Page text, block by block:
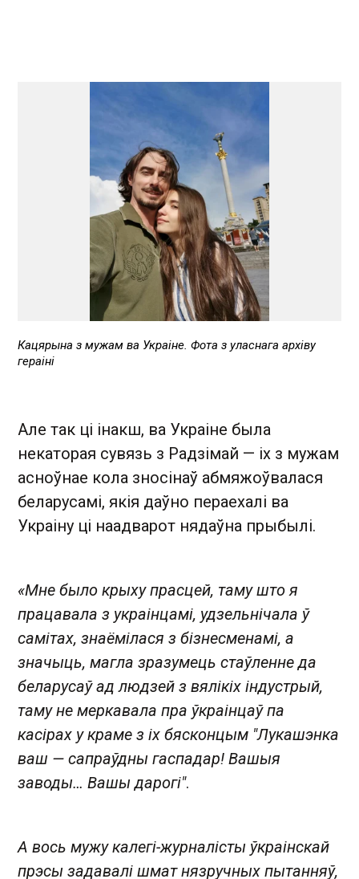
Кацярына з мужам ва Украіне. Фота з уласнага архіву
гераіні
Але так ці інакш, ва Украіне была
некаторая сувязь з Радзімай — іх з мужам
асноўнае кола зносінаў абмяжоўвалася
беларусамі, якія даўно пераехалі ва
Украіну ці наадварот нядаўна прыбылі.
«Мне было крыху прасцей, таму што я
працавала з украінцамі, удзельнічала ў
самітах, знаёмілася з бізнесменамі, а
значыць, магла зразумець стаўленне да
беларусаў ад людзей з вялікіх індустрый,
таму не меркавала пра ўкраінцаў па
касірах у краме з іх бясконцым "Лукашэнка
ваш — сапраўдны гаспадар! Вашыя
заводы… Вашы дарогі".
А вось мужу калегі-журналісты ўкраінскай
прэсы задавалі шмат нязручных пытанняў,